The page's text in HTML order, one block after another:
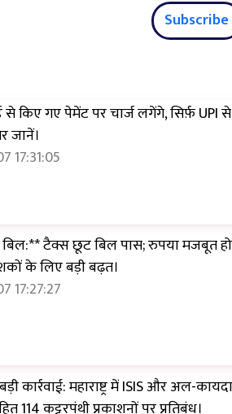
Subscribe
से किए गए पेमेंट पर चार्ज लगेंगे, सिर्फ़ UPI
जानें।
17:31:05
टैक्स छूट बिल पास; रुपया मजबूत
के लिए बड़ी बढ़त।
17:27:27
कार्रवाई: महाराष्ट्र में ISIS और अल-
114 कट्टरपंथी प्रकाशनों पर प्रतिबंध।